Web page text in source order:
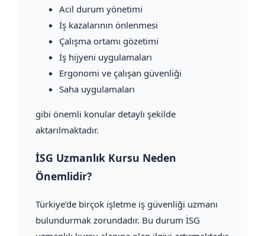
Acil durum yönetimi
İş kazalarının önlenmesi
Çalışma ortamı gözetimi
İş hijyeni uygulamaları
Ergonomi ve çalışan güvenliği
Saha uygulamaları
gibi önemli konular detaylı şekilde
aktarılmaktadır.
İSG Uzmanlık Kursu Neden
Önemlidir?
Türkiye’de birçok işletme iş güvenliği uzmanı
bulundurmak zorundadır. Bu durum İSG